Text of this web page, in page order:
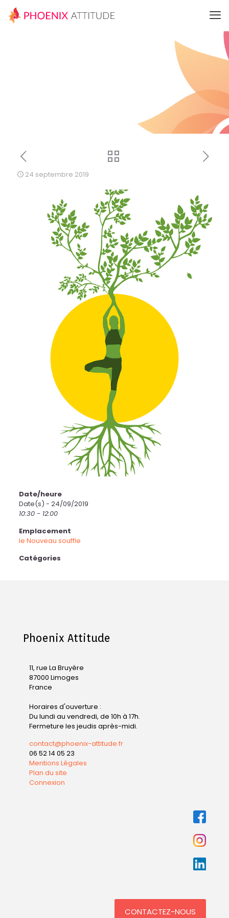
24 septembre 2019
Date/heure
Date(s) - 24/09/2019
10:30 - 12:00
Emplacement
le Nouveau souffle
Catégories
Phoenix Attitude
11, rue La Bruyère
87000 Limoges
France
Horaires d'ouverture :
Du lundi au vendredi, de 10h à 17h.
Fermeture les jeudis après-midi.
contact@phoenix-attitude.fr
06 52 14 05 23
Mentions Légales
Plan du site
Connexion
CONTACTEZ-NOUS